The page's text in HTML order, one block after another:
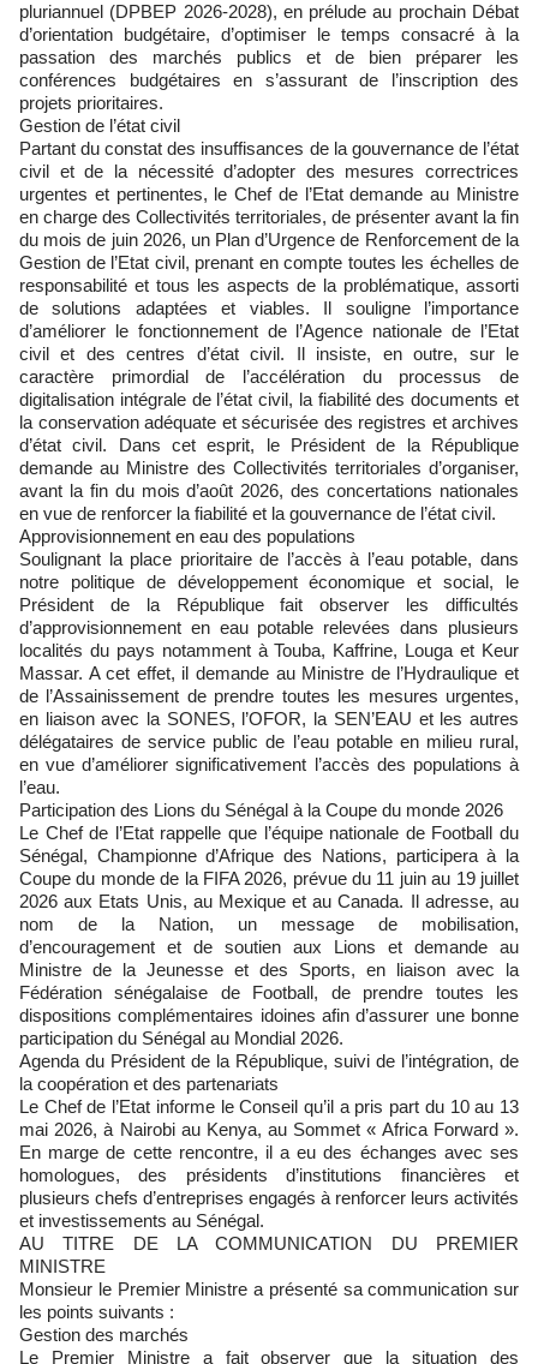
pluriannuel (DPBEP 2026-2028), en prélude au prochain Débat
d’orientation budgétaire, d’optimiser le temps consacré à la
passation des marchés publics et de bien préparer les
conférences budgétaires en s’assurant de l’inscription des
projets prioritaires.
Gestion de l’état civil
Partant du constat des insuffisances de la gouvernance de l’état
civil et de la nécessité d’adopter des mesures correctrices
urgentes et pertinentes, le Chef de l’Etat demande au Ministre
en charge des Collectivités territoriales, de présenter avant la fin
du mois de juin 2026, un Plan d’Urgence de Renforcement de la
Gestion de l’Etat civil, prenant en compte toutes les échelles de
responsabilité et tous les aspects de la problématique, assorti
de solutions adaptées et viables. Il souligne l’importance
d’améliorer le fonctionnement de l’Agence nationale de l’Etat
civil et des centres d’état civil. Il insiste, en outre, sur le
caractère primordial de l’accélération du processus de
digitalisation intégrale de l’état civil, la fiabilité des documents et
la conservation adéquate et sécurisée des registres et archives
d’état civil. Dans cet esprit, le Président de la République
demande au Ministre des Collectivités territoriales d’organiser,
avant la fin du mois d’août 2026, des concertations nationales
en vue de renforcer la fiabilité et la gouvernance de l’état civil.
Approvisionnement en eau des populations
Soulignant la place prioritaire de l’accès à l’eau potable, dans
notre politique de développement économique et social, le
Président de la République fait observer les difficultés
d’approvisionnement en eau potable relevées dans plusieurs
localités du pays notamment à Touba, Kaffrine, Louga et Keur
Massar. A cet effet, il demande au Ministre de l’Hydraulique et
de l’Assainissement de prendre toutes les mesures urgentes,
en liaison avec la SONES, l’OFOR, la SEN’EAU et les autres
délégataires de service public de l’eau potable en milieu rural,
en vue d’améliorer significativement l’accès des populations à
l’eau.
Participation des Lions du Sénégal à la Coupe du monde 2026
Le Chef de l’Etat rappelle que l’équipe nationale de Football du
Sénégal, Championne d’Afrique des Nations, participera à la
Coupe du monde de la FIFA 2026, prévue du 11 juin au 19 juillet
2026 aux Etats Unis, au Mexique et au Canada. Il adresse, au
nom de la Nation, un message de mobilisation,
d’encouragement et de soutien aux Lions et demande au
Ministre de la Jeunesse et des Sports, en liaison avec la
Fédération sénégalaise de Football, de prendre toutes les
dispositions complémentaires idoines afin d’assurer une bonne
participation du Sénégal au Mondial 2026.
Agenda du Président de la République, suivi de l’intégration, de
la coopération et des partenariats
Le Chef de l’Etat informe le Conseil qu’il a pris part du 10 au 13
mai 2026, à Nairobi au Kenya, au Sommet « Africa Forward ».
En marge de cette rencontre, il a eu des échanges avec ses
homologues, des présidents d’institutions financières et
plusieurs chefs d’entreprises engagés à renforcer leurs activités
et investissements au Sénégal.
AU TITRE DE LA COMMUNICATION DU PREMIER
MINISTRE
Monsieur le Premier Ministre a présenté sa communication sur
les points suivants :
Gestion des marchés
Le Premier Ministre a fait observer que la situation des